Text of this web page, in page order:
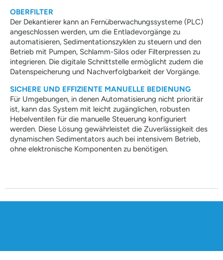
OBERFILTER
Der Dekantierer kann an Fernüberwachungssysteme (PLC)
angeschlossen werden, um die Entladevorgänge zu
automatisieren, Sedimentationszyklen zu steuern und den
Betrieb mit Pumpen, Schlamm-Silos oder Filterpressen zu
integrieren. Die digitale Schnittstelle ermöglicht zudem die
Datenspeicherung und Nachverfolgbarkeit der Vorgänge.
SICHERE UND EFFIZIENTE MANUELLE BEDIENUNG
Für Umgebungen, in denen Automatisierung nicht prioritär
ist, kann das System mit leicht zugänglichen, robusten
Hebelventilen für die manuelle Steuerung konfiguriert
werden. Diese Lösung gewährleistet die Zuverlässigkeit des
dynamischen Sedimentators auch bei intensivem Betrieb,
ohne elektronische Komponenten zu benötigen.